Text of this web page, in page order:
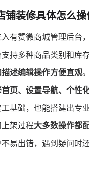
铺装修具体怎么操
有赞微商城管理后台
持多种商品类别和库存
述编辑操作方便直观
页、设置导航、个性
基础，也能搭建出专
架过程大多数操作都
易出错，遇到疑问时